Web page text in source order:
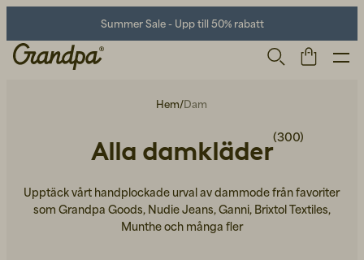
Summer Sale - Upp till 50% rabatt
Hem/Dam
Alla damkläder(300)
Upptäck vårt handplockade urval av dammode från favoriter
som Grandpa Goods, Nudie Jeans, Ganni, Brixtol Textiles,
Munthe och många fler